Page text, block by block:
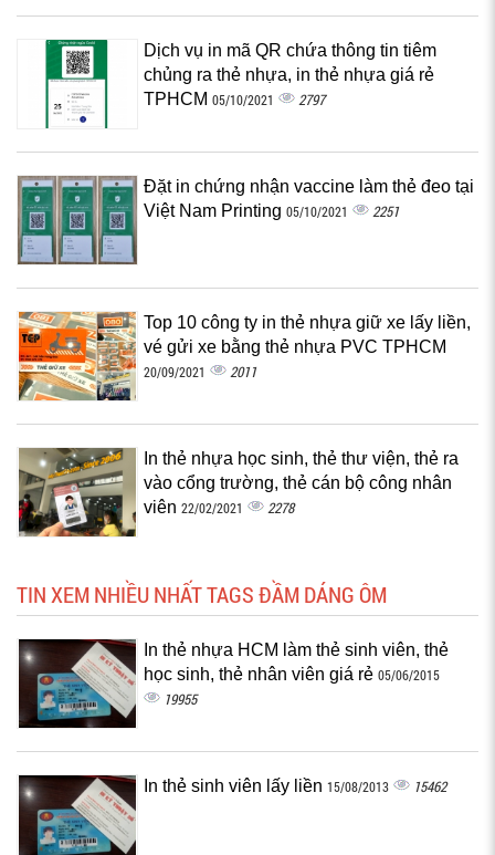
Dịch vụ in mã QR chứa thông tin tiêm
chủng ra thẻ nhựa, in thẻ nhựa giá rẻ
TPHCM 05/10/2021 2797
Đặt in chứng nhận vaccine làm thẻ đeo tại
Việt Nam Printing 05/10/2021 2251
Top 10 công ty in thẻ nhựa giữ xe lấy liền,
vé gửi xe bằng thẻ nhựa PVC TPHCM
20/09/2021 2011
In thẻ nhựa học sinh, thẻ thư viện, thẻ ra
vào cổng trường, thẻ cán bộ công nhân
viên 22/02/2021 2278
TIN XEM NHIỀU NHẤT TAGS ĐẦM DÁNG ÔM
In thẻ nhựa HCM làm thẻ sinh viên, thẻ
học sinh, thẻ nhân viên giá rẻ 05/06/2015
19955
In thẻ sinh viên lấy liền 15/08/2013 15462